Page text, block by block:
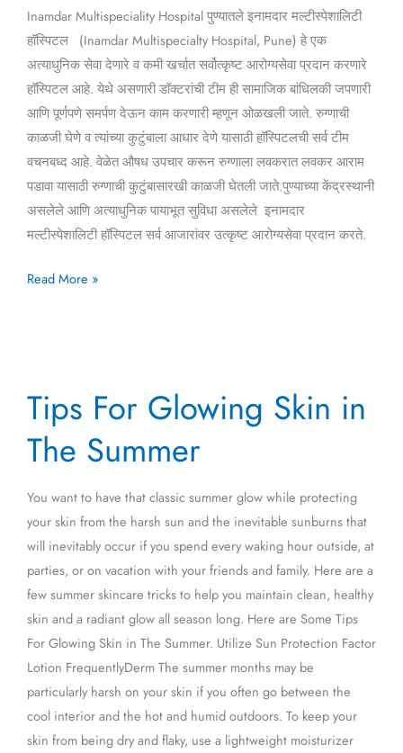
Inamdar Multispeciality Hospital पुण्यातले इनामदार मल्टीस्पेशालिटी
हॉस्पिटल (Inamdar Multispecialty Hospital, Pune) हे एक
अत्याधुनिक सेवा देणारे व कमी खर्चात सर्वोत्कृष्ट आरोग्यसेवा प्रदान करणारे
हॉस्पिटल आहे. येथे असणारी डॉक्टरांची टीम ही सामाजिक बांधिलकी जपणारी
आणि पूर्णपणे समर्पण देऊन काम करणारी म्हणून ओळखली जाते. रुग्णाची
काळजी घेणे व त्यांच्या कुटुंबाला आधार देणे यासाठी हॉस्पिटलची सर्व टीम
वचनबध्द आहे. वेळेत औषध उपचार करून रुग्णाला लवकरात लवकर आराम
पडावा यासाठी रुग्णाची कुटुंबासारखी काळजी घेतली जाते.पुण्याच्या केंद्रस्थानी
असलेले आणि अत्याधुनिक पायाभूत सुविधा असलेले इनामदार
मल्टीस्पेशालिटी हॉस्पिटल सर्व आजारांवर उत्कृष्ट आरोग्यसेवा प्रदान करते.
Read More »
Tips For Glowing Skin in
The Summer
You want to have that classic summer glow while protecting
your skin from the harsh sun and the inevitable sunburns that
will inevitably occur if you spend every waking hour outside, at
parties, or on vacation with your friends and family. Here are a
few summer skincare tricks to help you maintain clean, healthy
skin and a radiant glow all season long. Here are Some Tips
For Glowing Skin in The Summer. Utilize Sun Protection Factor
Lotion FrequentlyDerm The summer months may be
particularly harsh on your skin if you often go between the
cool interior and the hot and humid outdoors. To keep your
skin from being dry and flaky, use a lightweight moisturizer
For
Glowing
Skin
The
Summer